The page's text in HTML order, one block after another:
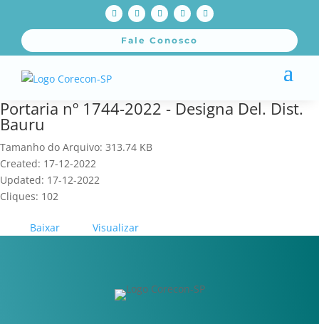
Fale Conosco
Portaria nº 1744-2022 - Designa Del. Dist.
Bauru
Tamanho do Arquivo: 313.74 KB
Created: 17-12-2022
Updated: 17-12-2022
Cliques: 102
Baixar Visualizar